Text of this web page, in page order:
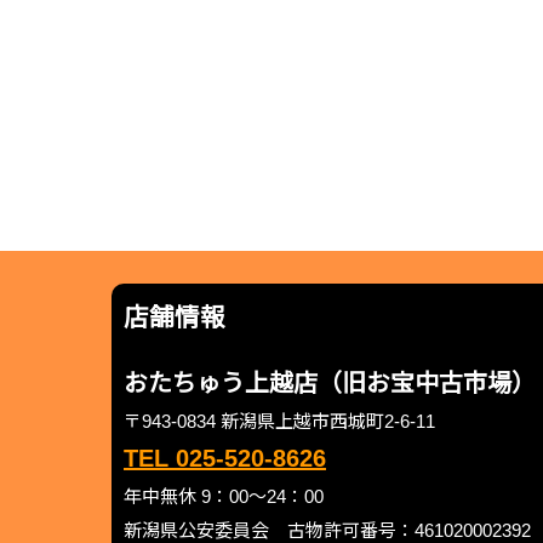
店舗情報
おたちゅう上越店（旧お宝中古市場）
〒943-0834 新潟県上越市西城町2-6-11
TEL 025-520-8626
年中無休 9：00～24：00
新潟県公安委員会 古物許可番号：461020002392